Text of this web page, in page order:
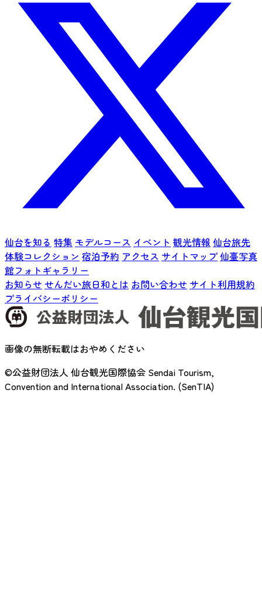
仙台を知る 特集 モデルコース イベント 観光情報 仙台旅先
体験コレクション 宿泊予約 アクセス サイトマップ仙臺写真
館フォトギャラリー
お知らせ せんだい旅日和とは お問い合わせ サイト利用規約
プライバシーポリシー
画像の無断転載はおやめください
©公益財団法人 仙台観光国際協会 Sendai Tourism,
Convention and International Association. (SenTIA)